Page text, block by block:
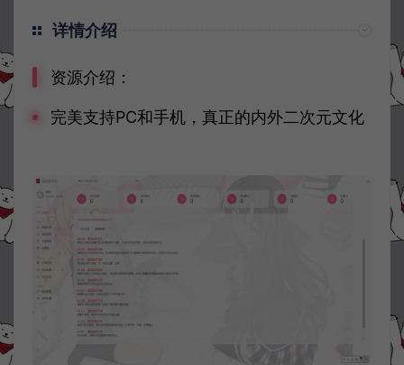
详情介绍
资源介绍：
完美支持PC和手机，真正的内外二次元文化